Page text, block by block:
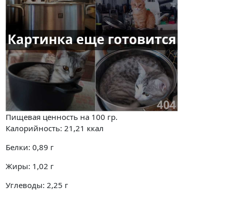
Пищевая ценность на 100 гр.
Калорийность: 21,21 ккал
Белки: 0,89 г
Жиры: 1,02 г
Углеводы: 2,25 г